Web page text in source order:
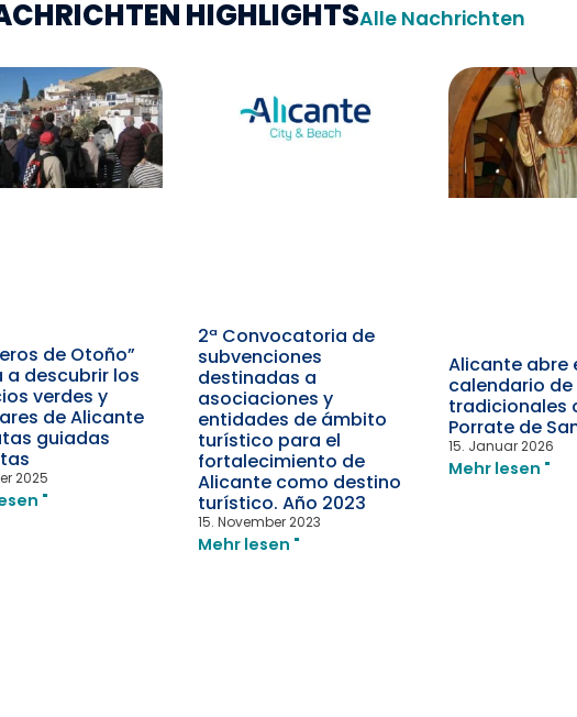
HIGHLIGHTSAlle Nachrichten
de Otoño”
a descubrir los
verdes y
de Alicante
guiadas
2025
"
2ª Convocatoria de
subvenciones
destinadas a
asociaciones y
entidades de ámbito
turístico para el
fortalecimiento de
Alicante como destino
turístico. Año 2023
15. November 2023
Mehr lesen "
Alicante abre
calendario
tradicionales
Porrate de
15. Januar 2026
Mehr lesen "